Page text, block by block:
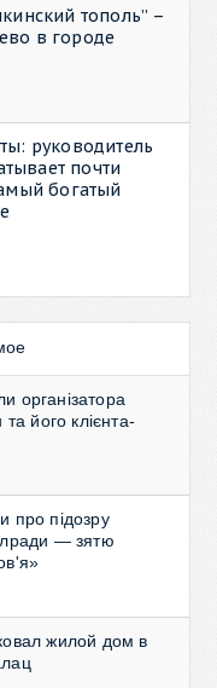
тополь” –
в городе
руководитель
почти
богатый
організатора
його клієнта-
про підозру
— зятю
жилой дом в